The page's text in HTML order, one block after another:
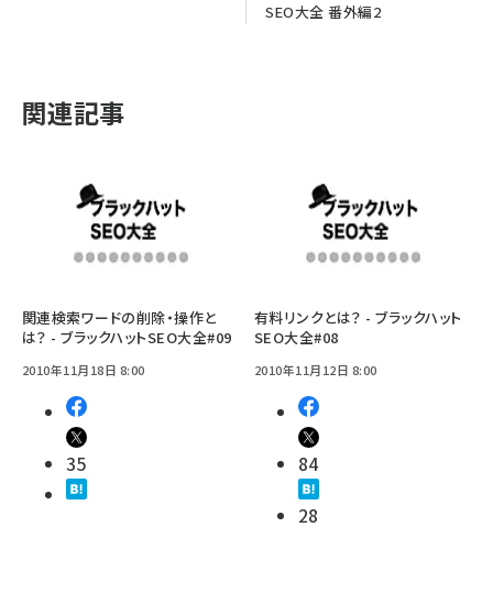
SEO大全 番外編2
関連記事
関連検索ワードの削除・操作と
は？ - ブラックハットSEO大全#09
2010年11月18日 8:00
35
有料リンクとは？ - ブラックハット
SEO大全#08
2010年11月12日 8:00
84
28